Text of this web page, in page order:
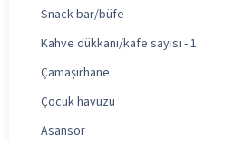
Snack bar/büfe
Kahve dükkanı/kafe sayısı - 1
Çamaşırhane
Çocuk havuzu
Asansör